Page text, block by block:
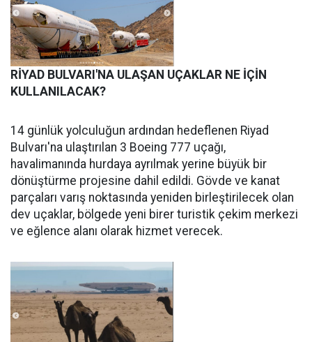
RİYAD BULVARI'NA ULAŞAN UÇAKLAR NE İÇİN
KULLANILACAK?
14 günlük yolculuğun ardından hedeflenen Riyad
Bulvarı'na ulaştırılan 3 Boeing 777 uçağı,
havalimanında hurdaya ayrılmak yerine büyük bir
dönüştürme projesine dahil edildi. Gövde ve kanat
parçaları varış noktasında yeniden birleştirilecek olan
dev uçaklar, bölgede yeni birer turistik çekim merkezi
ve eğlence alanı olarak hizmet verecek.